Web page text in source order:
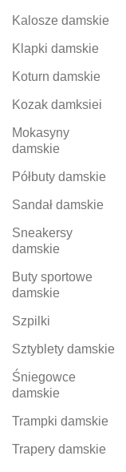
Kalosze damskie
Klapki damskie
Koturn damskie
Kozak damksiei
Mokasyny
damskie
Półbuty damskie
Sandał damskie
Sneakersy
damskie
Buty sportowe
damskie
Szpilki
Sztyblety damskie
Śniegowce
damskie
Trampki damskie
Trapery damskie